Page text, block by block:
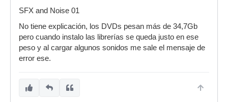
contrastar esto?
Joder, no había instalado el contenido del DVD2
aparezca por ninguna parte el fichero 'Distortion
01'. De momento a la lista de CORE LIBRARY le
SFX and Noise 01
No tiene explicación, los DVDs pesan más de 34,7Gb
pero cuando instalo las librerías se queda justo en ese
peso y al cargar algunos sonidos me sale el mensaje de
error ese.